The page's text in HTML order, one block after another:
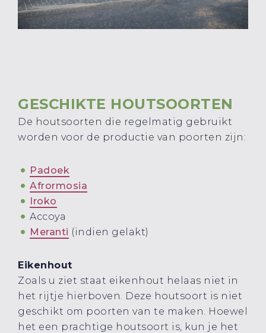
GESCHIKTE HOUTSOORTEN
De houtsoorten die regelmatig gebruikt
worden voor de productie van poorten zijn:
Padoek
Afrormosia
Iroko
Accoya
Meranti (indien gelakt)
Eikenhout
Zoals u ziet staat eikenhout helaas niet in
het rijtje hierboven. Deze houtsoort is niet
geschikt om poorten van te maken. Hoewel
het een prachtige houtsoort is, kun je het